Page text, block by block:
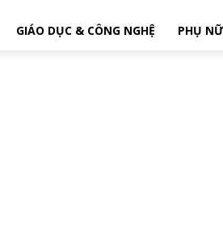
GIÁO DỤC & CÔNG NGHỆ PHỤ NỮ